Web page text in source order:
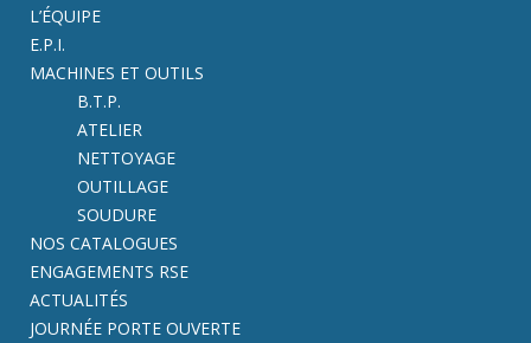
L’ÉQUIPE
E.P.I.
MACHINES ET OUTILS
B.T.P.
ATELIER
NETTOYAGE
OUTILLAGE
SOUDURE
NOS CATALOGUES
ENGAGEMENTS RSE
ACTUALITÉS
JOURNÉE PORTE OUVERTE